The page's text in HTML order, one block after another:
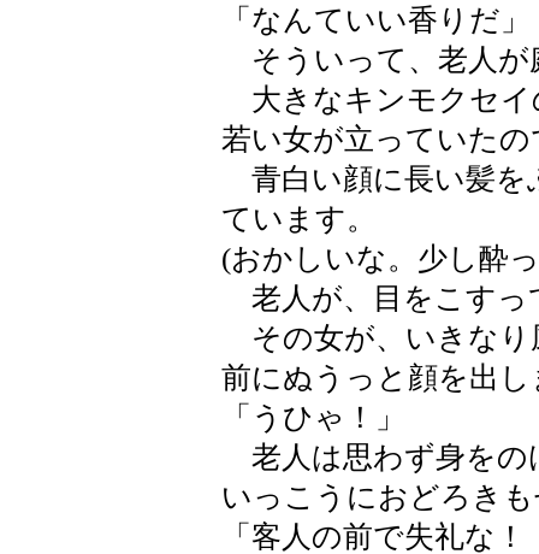
「なんていい香りだ」
そういって、老人が
大きなキンモクセイ
若い女が立っていたの
青白い顔に長い髪を
ています。
(おかしいな。少し酔
老人が、目をこすっ
その女が、いきなり
前にぬうっと顔を出
「うひゃ！」
老人は思わず身をの
いっこうにおどろき
「客人の前で失礼な